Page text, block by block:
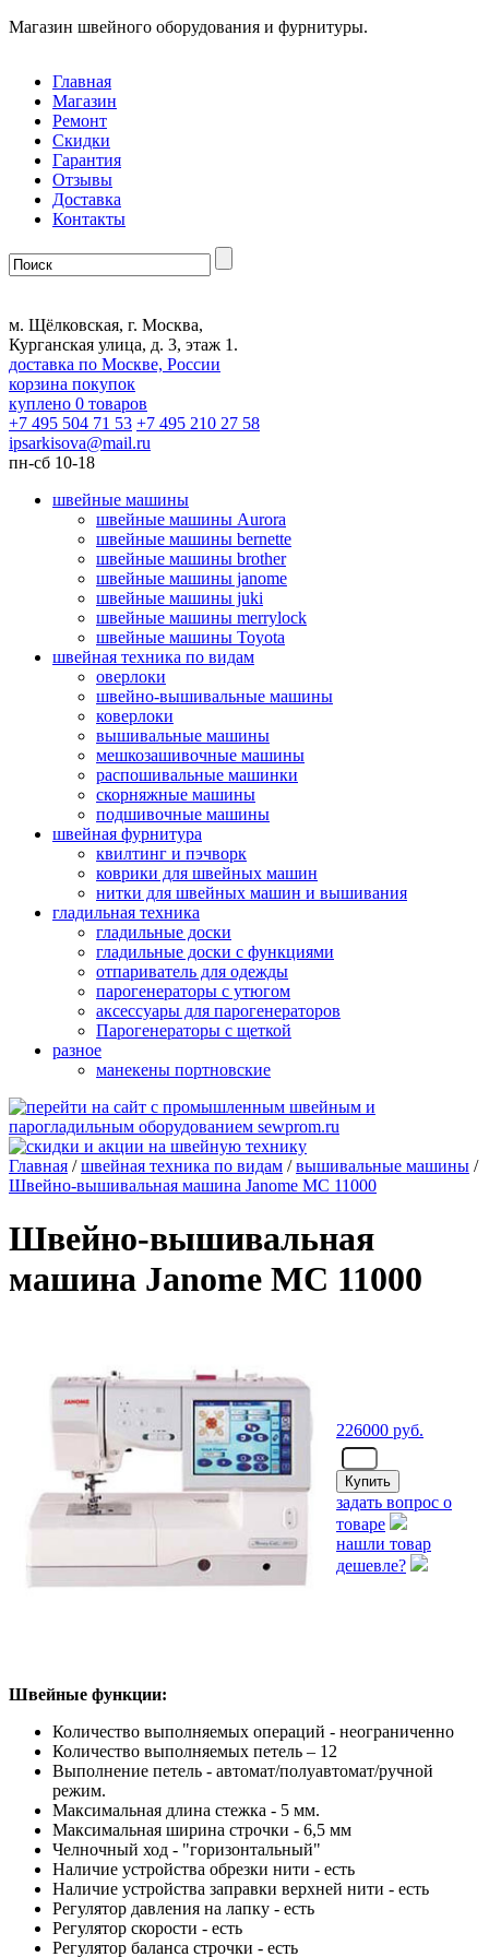
Магазин швейного оборудования и фурнитуры.
Главная
Магазин
Ремонт
Скидки
Гарантия
Отзывы
Доставка
Контакты
м. Щёлковская, г. Москва,
Курганская улица, д. 3, этаж 1.
доставка по Москве, России
корзина покупок
куплено 0 товаров
+7 495 504 71 53 +7 495 210 27 58
ipsarkisova@mail.ru
пн-сб 10-18
швейные машины
швейные машины Aurora
швейные машины bernette
швейные машины brother
швейные машины janome
швейные машины juki
швейные машины merrylock
швейные машины Toyota
швейная техника по видам
оверлоки
швейно-вышивальные машины
коверлоки
вышивальные машины
мешкозашивочные машины
распошивальные машинки
скорняжные машины
подшивочные машины
швейная фурнитура
квилтинг и пэчворк
коврики для швейных машин
нитки для швейных машин и вышивания
гладильная техника
гладильные доски
гладильные доски с функциями
отпариватель для одежды
парогенераторы с утюгом
аксессуары для парогенераторов
Парогенераторы с щеткой
разное
манекены портновские
Главная /швейная техника по видам /вышивальные машины /
Швейно-вышивальная машина Janome MC 11000
Швейно-вышивальная
машина Janome MC 11000
226000 руб.
задать вопрос о
товаре
нашли товар
дешевле?
Швейные функции:
Количество выполняемых операций - неограниченно
Количество выполняемых петель – 12
Выполнение петель - автомат/полуавтомат/ручной
режим.
Максимальная длина стежка - 5 мм.
Максимальная ширина строчки - 6,5 мм
Челночный ход - "горизонтальный"
Наличие устройства обрезки нити - есть
Наличие устройства заправки верхней нити - есть
Регулятор давления на лапку - есть
Регулятор скорости - есть
Регулятор баланса строчки - есть